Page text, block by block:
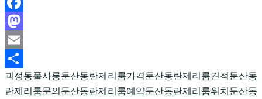
Facebook
Mastodon
Email
Share
괴정동풀사롱둔산동란제리룸가격둔산동란제리룸견적둔산동
란제리룸문의둔산동란제리룸예약둔산동란제리룸위치둔산동